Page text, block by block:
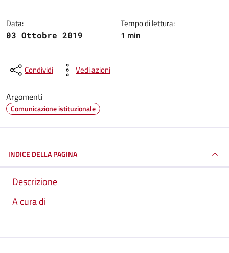
Data:
03 Ottobre 2019
Tempo di lettura:
1 min
Condividi Vedi azioni
Argomenti
Comunicazione istituzionale
INDICE DELLA PAGINA
Descrizione
A cura di